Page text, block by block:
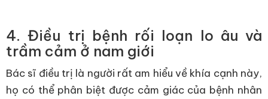
4. Điều trị bệnh rối loạn lo âu và
trầm cảm ở nam giới
Bác sĩ điều trị là người rất am hiểu về khía cạnh này,
họ có thể phân biệt được cảm giác của bệnh nhân